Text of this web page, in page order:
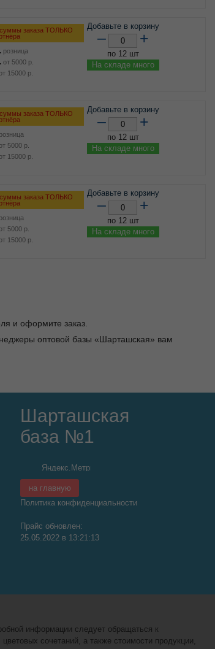
заказа ТОЛЬКО
розница
от 5000 р.
15000 р.
Добавьте в корзину
– +
по 12 шт
На складе много
заказа ТОЛЬКО
розница
5000 р.
15000 р.
Добавьте в корзину
– +
по 12 шт
На складе много
заказа ТОЛЬКО
розница
5000 р.
15000 р.
Добавьте в корзину
– +
по 12 шт
На складе много
и оформите заказ.
оптовой базы «Шарташская» вам
Шарташская
база №1
на главную
Политика конфиденциальности
Прайс обновлен:
25.05.2022 в 13:21:13
информации следует обращаться к
сочетаний, а также стоимости продукции,